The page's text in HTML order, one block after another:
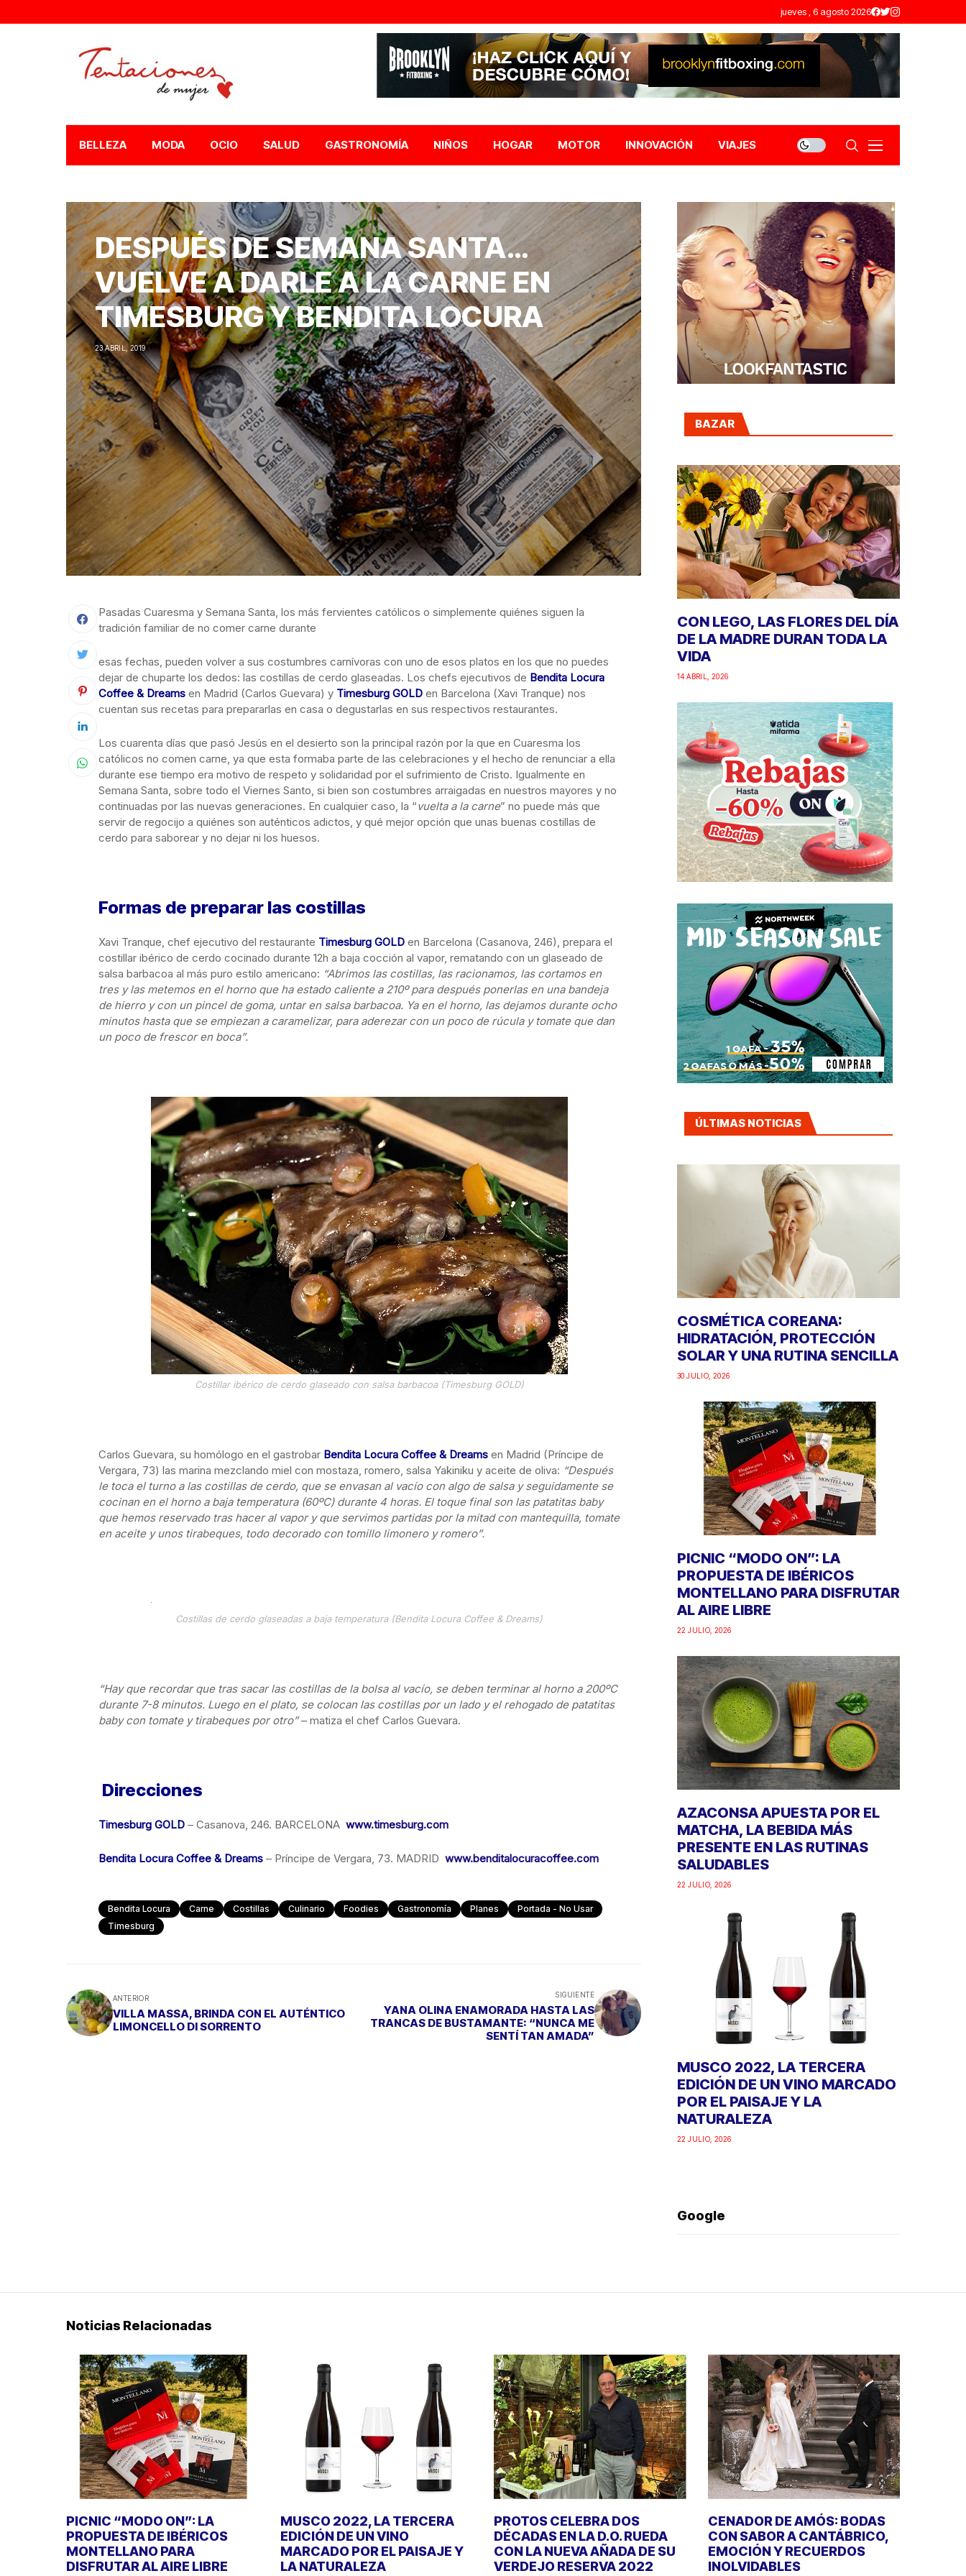
jueves , 6 agosto 2026
BELLEZA MODA OCIO SALUD GASTRONOMÍA NIÑOS HOGAR MOTOR INNOVACIÓN VIAJES
DESPUÉS DE SEMANA SANTA…
VUELVE A DARLE A LA CARNE EN
TIMESBURG Y BENDITA LOCURA
23 ABRIL, 2019
Pasadas Cuaresma y Semana Santa, los más fervientes católicos o simplemente quiénes siguen la
tradición familiar de no comer carne durante
esas fechas, pueden volver a sus costumbres carnívoras con uno de esos platos en los que no puedes
dejar de chuparte los dedos: las costillas de cerdo glaseadas. Los chefs ejecutivos de Bendita Locura
Coffee & Dreams en Madrid (Carlos Guevara) y Timesburg GOLD en Barcelona (Xavi Tranque) nos
cuentan sus recetas para prepararlas en casa o degustarlas en sus respectivos restaurantes.
Los cuarenta días que pasó Jesús en el desierto son la principal razón por la que en Cuaresma los
católicos no comen carne, ya que esta formaba parte de las celebraciones y el hecho de renunciar a ella
durante ese tiempo era motivo de respeto y solidaridad por el sufrimiento de Cristo. Igualmente en
Semana Santa, sobre todo el Viernes Santo, si bien son costumbres arraigadas en nuestros mayores y no
continuadas por las nuevas generaciones. En cualquier caso, la “vuelta a la carne” no puede más que
servir de regocijo a quiénes son auténticos adictos, y qué mejor opción que unas buenas costillas de
cerdo para saborear y no dejar ni los huesos.
Formas de preparar las costillas
Xavi Tranque, chef ejecutivo del restaurante Timesburg GOLD en Barcelona (Casanova, 246), prepara el
costillar ibérico de cerdo cocinado durante 12h a baja cocción al vapor, rematando con un glaseado de
salsa barbacoa al más puro estilo americano: “Abrimos las costillas, las racionamos, las cortamos en
tres y las metemos en el horno que ha estado caliente a 210º para después ponerlas en una bandeja
de hierro y con un pincel de goma, untar en salsa barbacoa. Ya en el horno, las dejamos durante ocho
minutos hasta que se empiezan a caramelizar, para aderezar con un poco de rúcula y tomate que dan
un poco de frescor en boca”.
Costillar ibérico de cerdo glaseado con salsa barbacoa (Timesburg GOLD)
Carlos Guevara, su homólogo en el gastrobar Bendita Locura Coffee & Dreams en Madrid (Príncipe de
Vergara, 73) las marina mezclando miel con mostaza, romero, salsa Yakiniku y aceite de oliva: “Después
le toca el turno a las costillas de cerdo, que se envasan al vacío con algo de salsa y seguidamente se
cocinan en el horno a baja temperatura (60ºC) durante 4 horas. El toque final son las patatitas baby
que hemos reservado tras hacer al vapor y que servimos partidas por la mitad con mantequilla, tomate
en aceite y unos tirabeques, todo decorado con tomillo limonero y romero”.
Costillas de cerdo glaseadas a baja temperatura (Bendita Locura Coffee & Dreams)
“Hay que recordar que tras sacar las costillas de la bolsa al vacío, se deben terminar al horno a 200ºC
durante 7-8 minutos. Luego en el plato, se colocan las costillas por un lado y el rehogado de patatitas
baby con tomate y tirabeques por otro”– matiza el chef Carlos Guevara.
Direcciones
Timesburg GOLD – Casanova, 246. BARCELONA www.timesburg.com
Bendita Locura Coffee & Dreams – Príncipe de Vergara, 73. MADRID www.benditalocuracoffee.com
Bendita Locura Carne Costillas Culinario Foodies Gastronomía Planes
Portada - No Usar
Timesburg
ANTERIOR
VILLA MASSA, BRINDA CON EL AUTÉNTICO
LIMONCELLO DI SORRENTO
SIGUIENTE
YANA OLINA ENAMORADA HASTA LAS
TRANCAS DE BUSTAMANTE: “NUNCA ME
SENTÍ TAN AMADA”
BAZAR
CON LEGO, LAS FLORES DEL DÍA
DE LA MADRE DURAN TODA LA
VIDA
14 ABRIL, 2026
ÚLTIMAS NOTICIAS
COSMÉTICA COREANA:
HIDRATACIÓN, PROTECCIÓN
SOLAR Y UNA RUTINA SENCILLA
30 JULIO, 2026
PICNIC “MODO ON”: LA
PROPUESTA DE IBÉRICOS
MONTELLANO PARA DISFRUTAR
AL AIRE LIBRE
22 JULIO, 2026
AZACONSA APUESTA POR EL
MATCHA, LA BEBIDA MÁS
PRESENTE EN LAS RUTINAS
SALUDABLES
22 JULIO, 2026
MUSCO 2022, LA TERCERA
EDICIÓN DE UN VINO MARCADO
POR EL PAISAJE Y LA
NATURALEZA
22 JULIO, 2026
Google
Noticias Relacionadas
PICNIC “MODO ON”: LA
PROPUESTA DE IBÉRICOS
MONTELLANO PARA
DISFRUTAR AL AIRE LIBRE
MUSCO 2022, LA TERCERA
EDICIÓN DE UN VINO
MARCADO POR EL PAISAJE Y
LA NATURALEZA
PROTOS CELEBRA DOS
DÉCADAS EN LA D.O. RUEDA
CON LA NUEVA AÑADA DE SU
VERDEJO RESERVA 2022
CENADOR DE AMÓS: BODAS
CON SABOR A CANTÁBRICO,
EMOCIÓN Y RECUERDOS
INOLVIDABLES